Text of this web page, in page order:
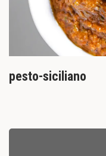
pesto-siciliano